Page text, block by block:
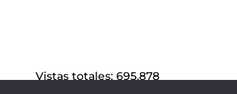
Vistas totales: 695.878